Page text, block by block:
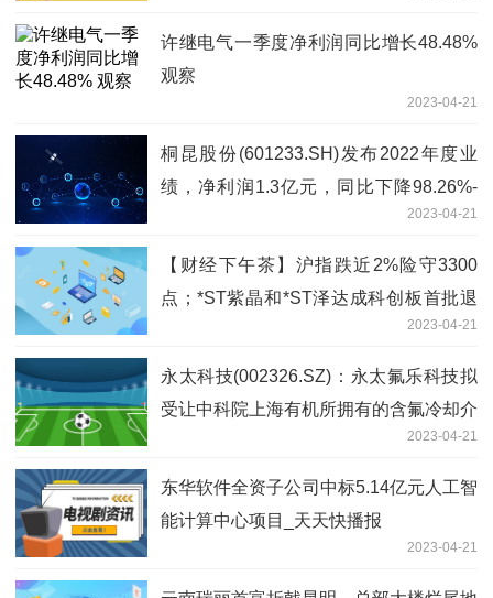
许继电气一季度净利润同比增长48.48%
观察
2023-04-21
桐昆股份(601233.SH)发布2022年度业
绩，净利润1.3亿元，同比下降98.26%-
2023-04-21
【财经下午茶】沪指跌近2%险守3300
点；*ST紫晶和*ST泽达成科创板首批退
2023-04-21
永太科技(002326.SZ)：永太氟乐科技拟
受让中科院上海有机所拥有的含氟冷却介
2023-04-21
东华软件全资子公司中标5.14亿元人工智
能计算中心项目_天天快播报
2023-04-21